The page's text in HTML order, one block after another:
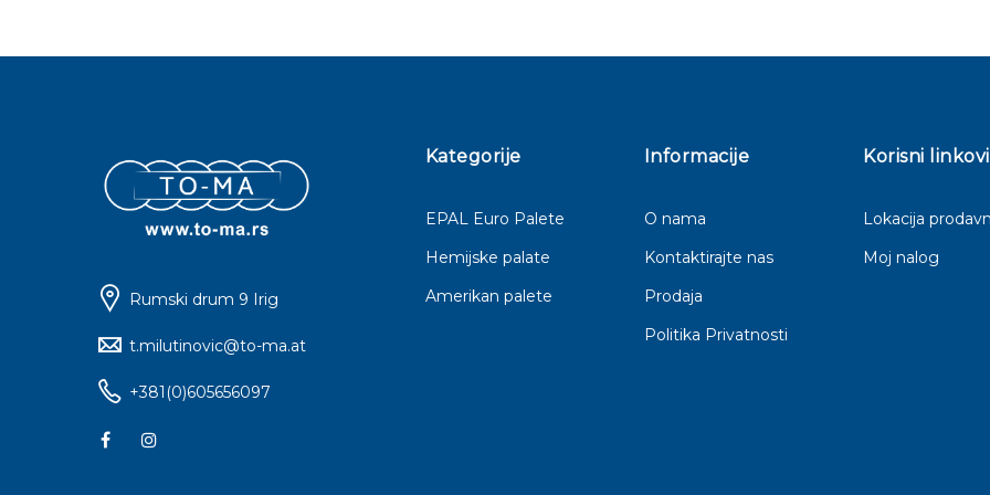
Rumski drum 9 Irig
t.milutinovic@to-ma.at
+381(0)605656097
Kategorije
EPAL Euro Palete
Hemijske palate
Amerikan palete
Informacije
O nama
Kontaktirajte nas
Prodaja
Politika Privatnosti
Korisni linkovi
Lokacija
Moj nalog